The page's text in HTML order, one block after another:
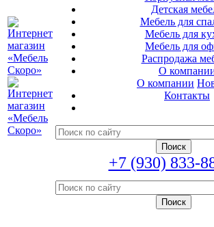
Детская
Мебель для
Мебель для
Мебель для
Распродажа
О
О компании
Контакты
+7 (930) 833-